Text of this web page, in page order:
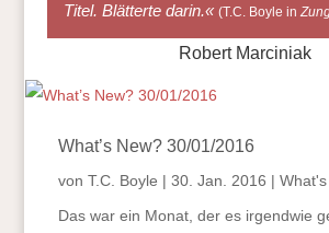
Titel. Blätterte darin.« (T.C. Boyle in
Robert Marciniak
What’s New? 30/01/2016
von T.C. Boyle | 30. Jan. 2016 |
Das war ein Monat, der es irgendwie